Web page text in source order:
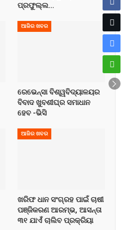
ପ୍ରଫୁଲ୍ଲ…
ଆଜିର ଖବର
ରେଭେନ୍ସା ବିଶ୍ୱବିଦ୍ୟାଳୟର
ବିବାଦ ଖୁବଶୀଘ୍ର ସମାଧାନ
ହେବ -ଭିସି
ଆଜିର ଖବର
ଖରିଫ ଧାନ ସଂଗ୍ରହ ପାଇଁ ଚାଷୀ
ପଞ୍ଜିକରଣ ଆରମ୍ଭ, ଆସନ୍ତା
୩୧ ଯାଏଁ ଚାଲିବ ପ୍ରକ୍ରିୟା